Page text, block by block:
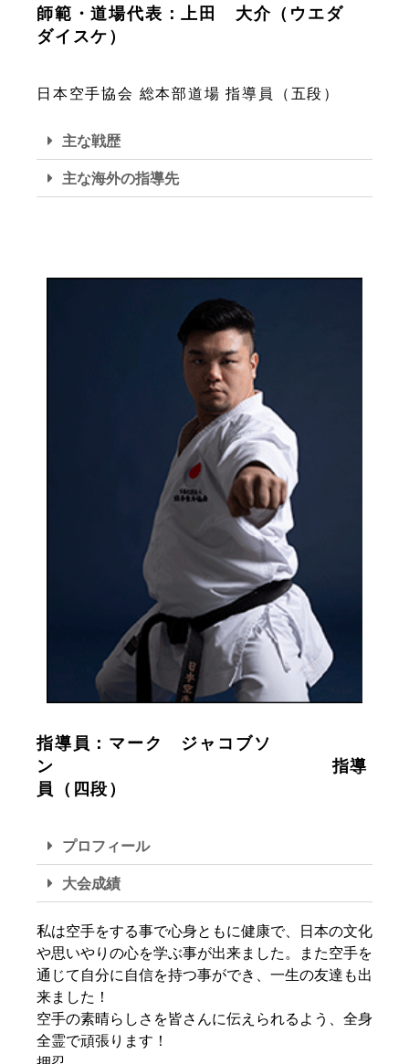
師範・道場代表：上田 大介（ウエダ
ダイスケ）
日本空手協会 総本部道場 指導員（五段）
主な戦歴
主な海外の指導先
指導員：マーク ジャコブソ
ン 指導
員（四段）
プロフィール
大会成績
私は空手をする事で心身ともに健康で、日本の文化
や思いやりの心を学ぶ事が出来ました。また空手を
通じて自分に自信を持つ事ができ、一生の友達も出
来ました！
空手の素晴らしさを皆さんに伝えられるよう、全身
全霊で頑張ります！